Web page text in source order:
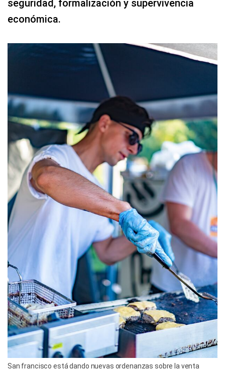
seguridad, formalización y supervivencia
económica.
San francisco está dando nuevas ordenanzas sobre la venta